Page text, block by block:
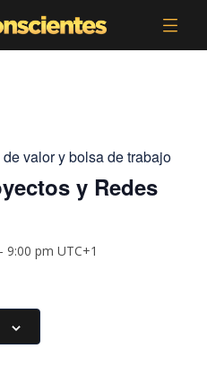
valor y bolsa de trabajo
y Redes
-9:00 pm UTC+1